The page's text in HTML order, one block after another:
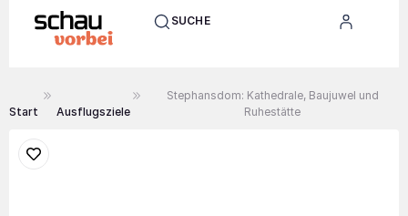
SUCHE
Start Ausflugsziele
Stephansdom: Kathedrale, Baujuwel und
Ruhestätte